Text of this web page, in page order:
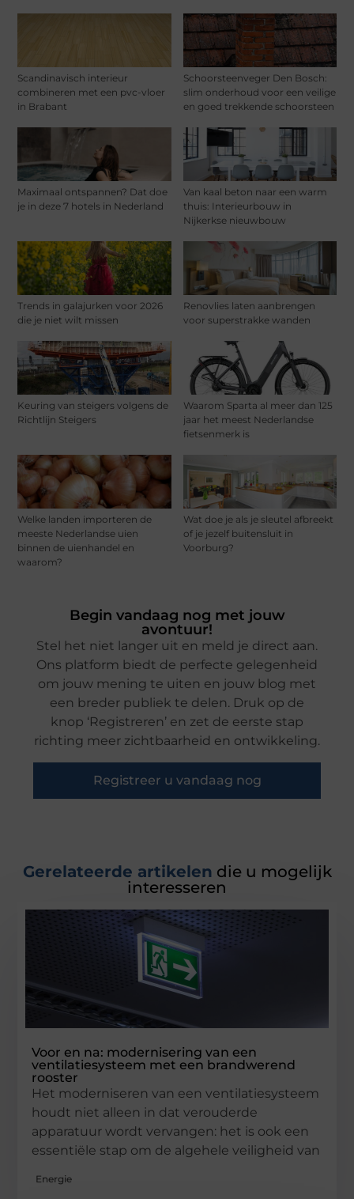
Scandinavisch interieur
combineren met een pvc-vloer
in Brabant
Schoorsteenveger Den Bosch:
slim onderhoud voor een veilige
en goed trekkende schoorsteen
Maximaal ontspannen? Dat doe
je in deze 7 hotels in Nederland
Van kaal beton naar een warm
thuis: Interieurbouw in
Nijkerkse nieuwbouw
Trends in galajurken voor 2026
die je niet wilt missen
Renovlies laten aanbrengen
voor superstrakke wanden
Keuring van steigers volgens de
Richtlijn Steigers
Waarom Sparta al meer dan 125
jaar het meest Nederlandse
fietsenmerk is
Welke landen importeren de
meeste Nederlandse uien
binnen de uienhandel en
waarom?
Wat doe je als je sleutel afbreekt
of je jezelf buitensluit in
Voorburg?
Begin vandaag nog met jouw
avontuur!
Stel het niet langer uit en meld je direct aan.
Ons platform biedt de perfecte gelegenheid
om jouw mening te uiten en jouw blog met
een breder publiek te delen. Druk op de
knop ‘Registreren’ en zet de eerste stap
richting meer zichtbaarheid en ontwikkeling.
Registreer u vandaag nog
Gerelateerde artikelen die u mogelijk
interesseren
Voor en na: modernisering van een
ventilatiesysteem met een brandwerend
rooster
Het moderniseren van een ventilatiesysteem
houdt niet alleen in dat verouderde
apparatuur wordt vervangen: het is ook een
essentiële stap om de algehele veiligheid van
Energie